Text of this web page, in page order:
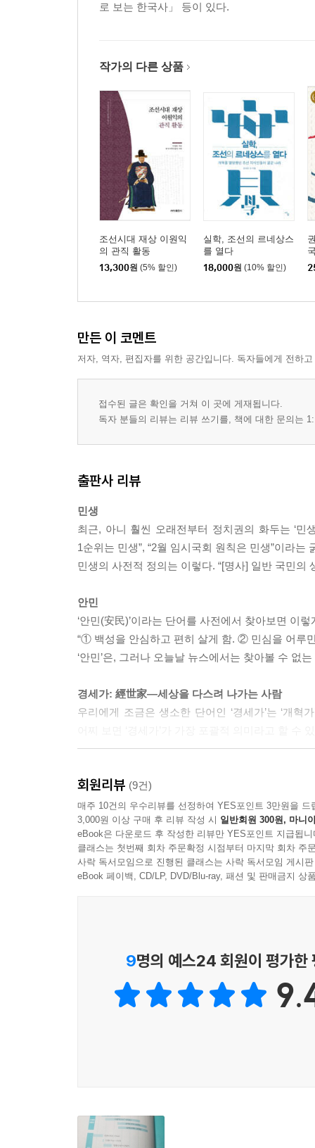
로 보는 한국사」 등이 있다.
작가의 다른 상품
조선시대 재상 이원익
의 관직 활동
13,300원 (5% 할인)
실학, 조선의 르네상스
를 열다
18,000원 (10% 할인)
만든 이 코멘트
저자, 역자, 편집자를 위한 공간입니다. 독자들에게 전하
접수된 글은 확인을 거쳐 이 곳에 게재됩니다.
독자 분들의 리뷰는 리뷰 쓰기를, 책에 대한 문의는
출판사 리뷰
민생
최근, 아니 훨씬 오래전부터 정치권의 화두는 ‘
1순위는 민생”, “2월 임시국회 원칙은 민생”이라
민생의 사전적 정의는 이렇다. “[명사] 일반 국민의
안민
‘안민(安民)’이라는 단어를 사전에서 찾아보면 이
“① 백성을 안심하고 편히 살게 함. ② 민심을 어루
‘안민’은, 그러나 오늘날 뉴스에서는 찾아볼 수 없
경세가: 經世家―세상을 다스려 나가는 사람
우리에게 조금은 생소한 단어인 ‘경세가’는 ‘개
조선시대 경세가인 이이, 이원익, 조익, 김육의 이
옛날 사람의 이야기에서 끝나지 않는다. 저자는 ‘
역사에서 지나갔다가 다시 오지 않는 것은 없
외친다는 것! 그것을 해결해야 할 과제 역시 우리
조선 500년 역사에서 가장 험난한 시기를 살았던
※ 도표의 전체 모양은 책 8쪽에서 확인할 수 있음
국왕 재위년으로 보자면 중종 31년(1536)부터
이들은 모두 재상의 반열에 올랐으면서도 변변
(至治)’를 이루기 위해 가장 먼저 민생 문제를 해
회원리뷰 (9건)
매주 10건의 우수리뷰를 선정하여 YES포인트 3만원을 드
3,000원 이상 구매 후 리뷰 작성 시 일반회원 300원, 마니
eBook은 다운로드 후 작성한 리뷰만 YES포인트 지급됩니
클래스는 첫번째 회차 주문확정 시점부터 마지막 회차 주
사락 독서모임으로 진행된 클래스는 사락 독서모임 게시
eBook 페이백, CD/LP, DVD/Blu-ray, 패션 및 판매금지 상
9명의 예스24 회원이 평가한